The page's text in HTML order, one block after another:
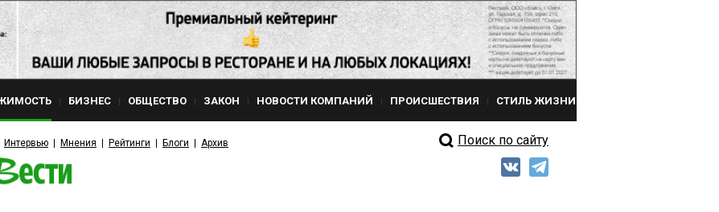
БИЗНЕС ОБЩЕСТВО ЗАКОН НОВОСТИ КОМПАНИЙ ПРОИСШЕСТВИЯ СТИЛЬ ЖИЗНИ
Интервью Мнения Рейтинги Блоги Архив Поиск по сайту